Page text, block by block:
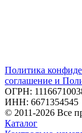
Политика
соглашение и
ОГРН:
ИНН: 6671354545
© 2011-2026 Все
Каталог